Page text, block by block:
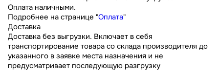
Оплата наличными.
Подробнее на странице "Оплата"
Доставка
Доставка без выгрузки. Включает в себя
транспортирование товара со склада производителя до
указанного в заявке места назначения и не
предусматривает последующую разгрузку